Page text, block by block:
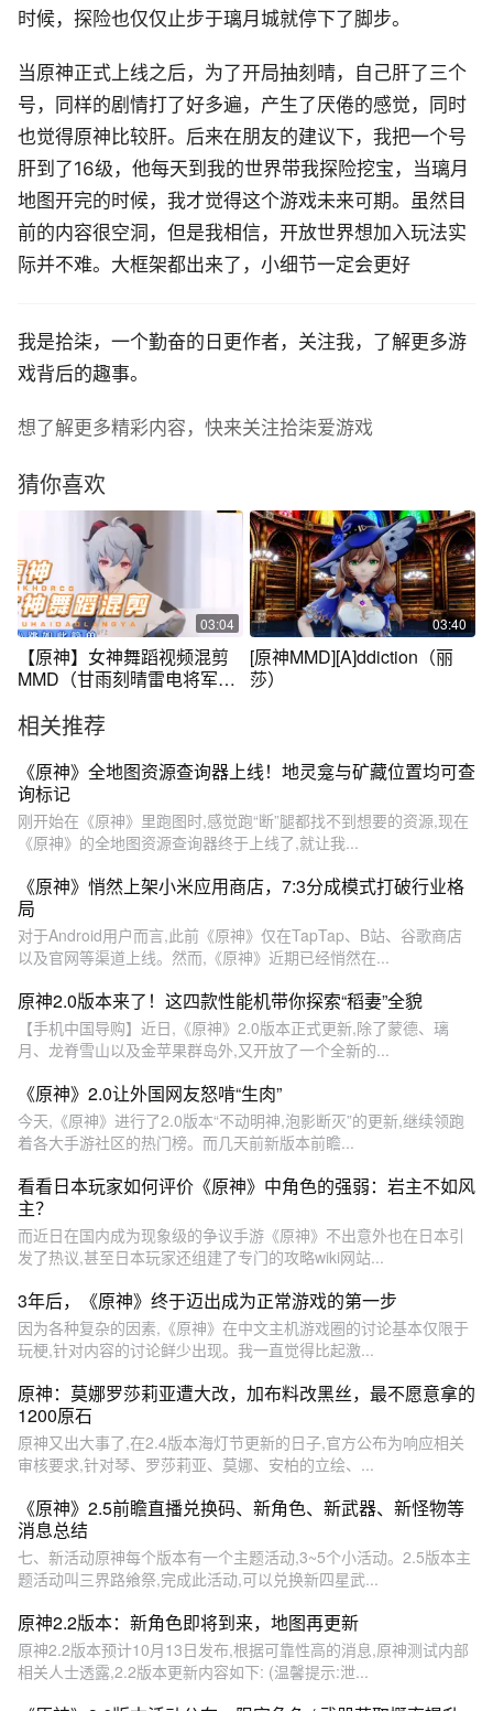
时候，探险也仅仅止步于璃月城就停下了脚步。
当原神正式上线之后，为了开局抽刻晴，自己肝了三个
号，同样的剧情打了好多遍，产生了厌倦的感觉，同时
也觉得原神比较肝。后来在朋友的建议下，我把一个号
肝到了16级，他每天到我的世界带我探险挖宝，当璃月
地图开完的时候，我才觉得这个游戏未来可期。虽然目
前的内容很空洞，但是我相信，开放世界想加入玩法实
际并不难。大框架都出来了，小细节一定会更好
我是拾柒，一个勤奋的日更作者，关注我，了解更多游
戏背后的趣事。
想了解更多精彩内容，快来关注拾柒爱游戏
猜你喜欢
03:04
【原神】女神舞蹈视频混剪
MMD（甘雨刻晴雷电将军优
03:40
[原神MMD][A]ddiction（丽
莎）
相关推荐
《原神》全地图资源查询器上线！地灵龛与矿藏位置均可查
询标记
刚开始在《原神》里跑图时,感觉跑“断”腿都找不到想要的资源,现在
《原神》的全地图资源查询器终于上线了,就让我...
《原神》悄然上架小米应用商店，7:3分成模式打破行业格
局
对于Android用户而言,此前《原神》仅在TapTap、B站、谷歌商店
以及官网等渠道上线。然而,《原神》近期已经悄然在...
原神2.0版本来了！这四款性能机带你探索“稻妻”全貌
【手机中国导购】近日,《原神》2.0版本正式更新,除了蒙德、璃
月、龙脊雪山以及金苹果群岛外,又开放了一个全新的...
《原神》2.0让外国网友怒啃“生肉”
今天,《原神》进行了2.0版本“不动明神,泡影断灭”的更新,继续领跑
着各大手游社区的热门榜。而几天前新版本前瞻...
看看日本玩家如何评价《原神》中角色的强弱：岩主不如风
主？
而近日在国内成为现象级的争议手游《原神》不出意外也在日本引
发了热议,甚至日本玩家还组建了专门的攻略wiki网站...
3年后，《原神》终于迈出成为正常游戏的第一步
因为各种复杂的因素,《原神》在中文主机游戏圈的讨论基本仅限于
玩梗,针对内容的讨论鲜少出现。我一直觉得比起激...
原神：莫娜罗莎莉亚遭大改，加布料改黑丝，最不愿意拿的
1200原石
原神又出大事了,在2.4版本海灯节更新的日子,官方公布为响应相关
审核要求,针对琴、罗莎莉亚、莫娜、安柏的立绘、...
《原神》2.5前瞻直播兑换码、新角色、新武器、新怪物等
消息总结
七、新活动原神每个版本有一个主题活动,3~5个小活动。2.5版本主
题活动叫三界路飨祭,完成此活动,可以兑换新四星武...
原神2.2版本：新角色即将到来，地图再更新
原神2.2版本预计10月13日发布,根据可靠性高的消息,原神测试内部
相关人士透露,2.2版本更新内容如下: (温馨提示:泄...